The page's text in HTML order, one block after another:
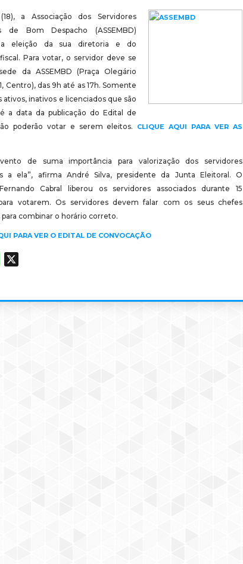
a Associação dos Servidores
de Bom Despacho (ASSEMBD)
a eleição da sua diretoria e do
Para votar, o servidor deve se
da ASSEMBD (Praça Olegário
Centro), das 9h até as 17h. Somente
ativos, inativos e licenciados que são
a data da publicação do Edital de
poderão votar e serem eleitos. CLIQUE AQUI PARA VER AS
de suma importância para valorização dos servidores
a ela”, afirma André Silva, presidente da Junta Eleitoral. O
Cabral liberou os servidores associados durante 15
votarem. Os servidores devem falar com os seus chefes
combinar o horário correto.
PARA VER O EDITAL DE CONVOCAÇÃO
WhatsApp